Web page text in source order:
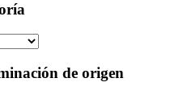
de origen